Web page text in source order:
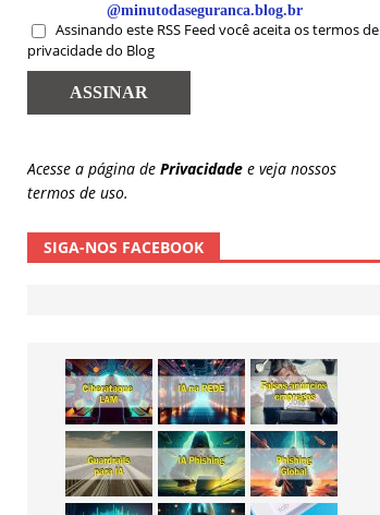
@minutodaseguranca.blog.br
Assinando este RSS Feed você aceita os termos de
privacidade do Blog
Acesse a página de Privacidade e veja nossos
termos de uso.
SIGA-NOS FACEBOOK